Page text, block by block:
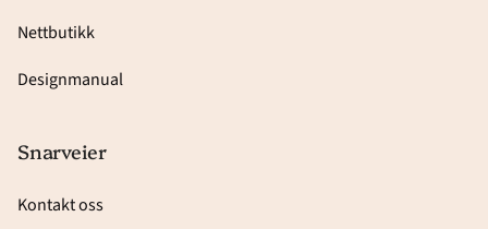
Nettbutikk
Designmanual
Snarveier
Kontakt oss